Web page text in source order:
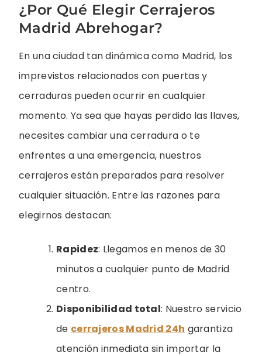
¿Por Qué Elegir Cerrajeros
Madrid Abrehogar?
En una ciudad tan dinámica como Madrid, los
imprevistos relacionados con puertas y
cerraduras pueden ocurrir en cualquier
momento. Ya sea que hayas perdido las llaves,
necesites cambiar una cerradura o te
enfrentes a una emergencia, nuestros
cerrajeros están preparados para resolver
cualquier situación. Entre las razones para
elegirnos destacan:
Rapidez: Llegamos en menos de 30
minutos a cualquier punto de Madrid
centro.
Disponibilidad total: Nuestro servicio
de cerrajeros Madrid 24h garantiza
atención inmediata sin importar la